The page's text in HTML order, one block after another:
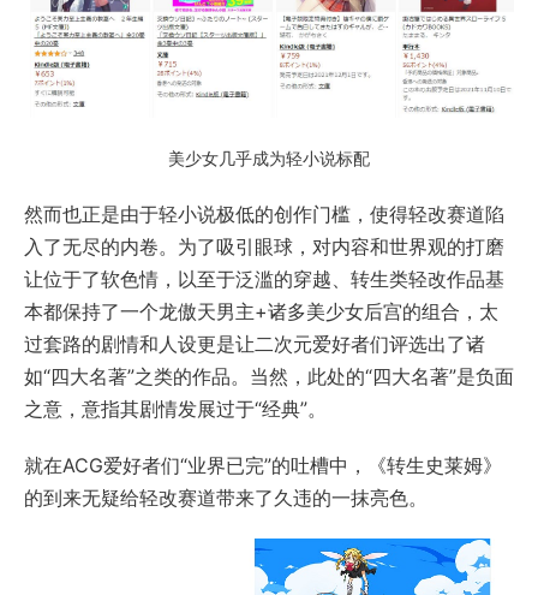
美少女几乎成为轻小说标配
然而也正是由于轻小说极低的创作门槛，使得轻改赛道陷
入了无尽的内卷。为了吸引眼球，对内容和世界观的打磨
让位于了软色情，以至于泛滥的穿越、转生类轻改作品基
本都保持了一个龙傲天男主+诸多美少女后宫的组合，太
过套路的剧情和人设更是让二次元爱好者们评选出了诸
如“四大名著”之类的作品。当然，此处的“四大名著”是负面
之意，意指其剧情发展过于“经典”。
就在ACG爱好者们“业界已完”的吐槽中，《转生史莱姆》
的到来无疑给轻改赛道带来了久违的一抹亮色。